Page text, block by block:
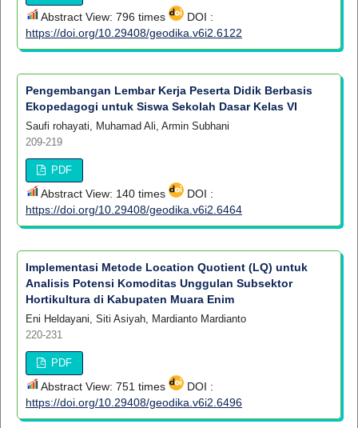
Abstract View: 796 times
DOI :
https://doi.org/10.29408/geodika.v6i2.6122
Pengembangan Lembar Kerja Peserta Didik Berbasis
Ekopedagogi untuk Siswa Sekolah Dasar Kelas VI
Saufi rohayati, Muhamad Ali, Armin Subhani
209-219
PDF
Abstract View: 140 times
DOI :
https://doi.org/10.29408/geodika.v6i2.6464
Implementasi Metode Location Quotient (LQ) untuk
Analisis Potensi Komoditas Unggulan Subsektor
Hortikultura di Kabupaten Muara Enim
Eni Heldayani, Siti Asiyah, Mardianto Mardianto
220-231
PDF
Abstract View: 751 times
DOI :
https://doi.org/10.29408/geodika.v6i2.6496